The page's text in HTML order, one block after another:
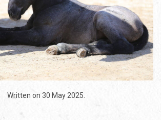
Written on 30 May 2025